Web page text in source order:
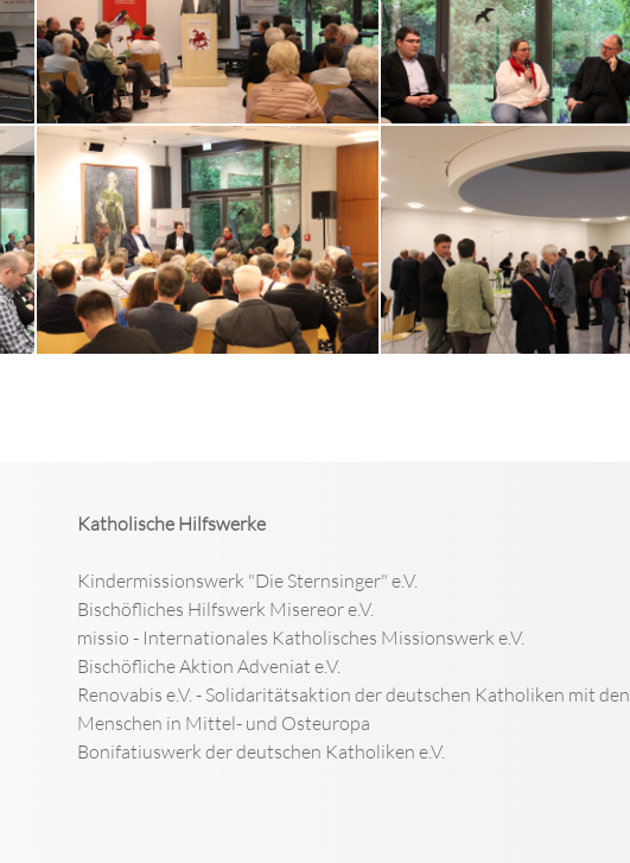
Katholische Hilfswerke
Kindermissionswerk "Die Sternsinger" e.V.
Bischöfliches Hilfswerk Misereor e.V.
missio - Internationales Katholisches Missionswerk e.V.
Bischöfliche Aktion Adveniat e.V.
Renovabis e.V. - Solidaritätsaktion der deutschen Katholiken mit den
Menschen in Mittel- und Osteuropa
Bonifatiuswerk der deutschen Katholiken e.V.